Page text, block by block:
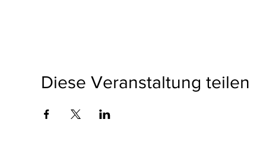
Diese Veranstaltung teilen